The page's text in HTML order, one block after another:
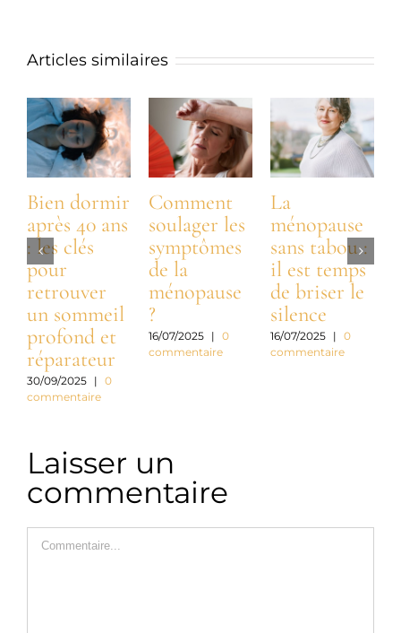
Articles similaires
Bien dormir
après 40 ans
: les clés
pour
retrouver
un sommeil
profond et
réparateur
30/09/2025 | 0
commentaire
Comment
soulager les
symptômes
de la
ménopause
?
16/07/2025 | 0
commentaire
La
ménopause
sans tabou :
il est temps
de briser le
silence
16/07/2025 | 0
commentaire
Laisser un
commentaire
Commentaire